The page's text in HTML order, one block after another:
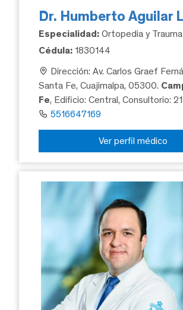
Dr. Humberto Aguilar
Especialidad: Ortopedia y
Cédula: 1830144
Dirección: Av. Carlos Graef
Santa Fe, Cuajimalpa, 05300.
Fe, Edificio: Central, Consultorio:
5516647169
Ver perfil médico